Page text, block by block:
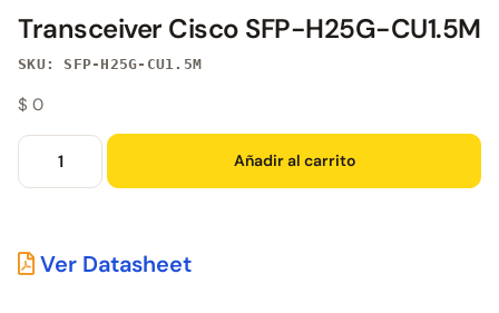
Transceiver Cisco SFP-H25G-CU1.5M
SKU: SFP-H25G-CU1.5M
$ 0
Añadir al carrito
Ver Datasheet